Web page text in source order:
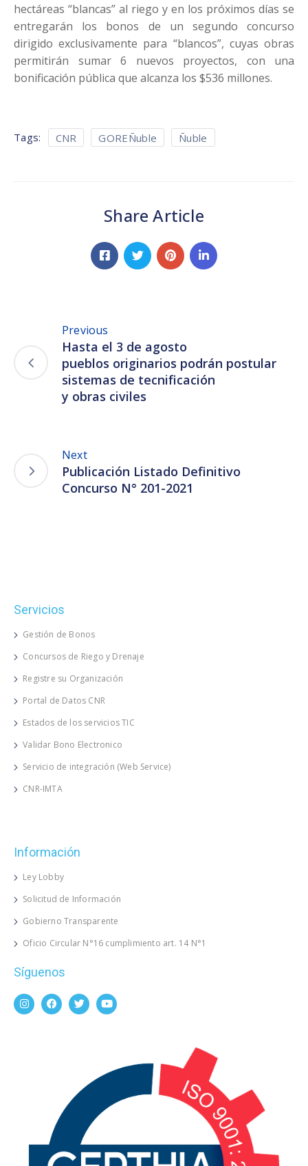
hectáreas “blancas” al riego y en los próximos días se
entregarán los bonos de un segundo concurso
dirigido exclusivamente para “blancos”, cuyas obras
permitirán sumar 6 nuevos proyectos, con una
bonificación pública que alcanza los $536 millones.
Tags: CNR GOREÑuble Ñuble
Share Article
Previous
Hasta el 3 de agosto
pueblos originarios podrán postular
sistemas de tecnificación
y obras civiles
Next
Publicación Listado Definitivo
Concurso N° 201-2021
Servicios
Gestión de Bonos
Concursos de Riego y Drenaje
Registre su Organización
Portal de Datos CNR
Estados de los servicios TIC
Validar Bono Electronico
Servicio de integración (Web Service)
CNR-IMTA
Información
Ley Lobby
Solicitud de Información
Gobierno Transparente
Oficio Circular N°16 cumplimiento art. 14 N°1
Síguenos